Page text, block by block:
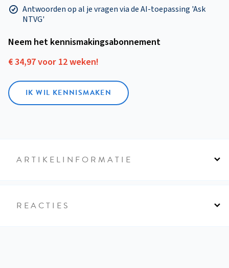
Antwoorden op al je vragen via de AI-toepassing 'Ask
NTVG'
Neem het kennismakings­abonnement
€ 34,97 voor 12 weken!
IK WIL KENNISMAKEN
ARTIKELINFORMATIE
REACTIES